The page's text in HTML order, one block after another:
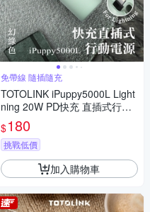
免帶線 隨插隨充
TOTOLINK iPuppy5000L Light
ning 20W PD快充 直插式行動
電源 口袋電源 免傳輸線(蘋果 i
Phone14 以下專用)-幻綠
$180
挑戰低價
加入購物車